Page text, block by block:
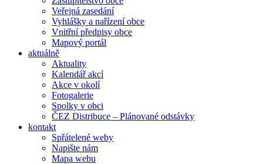
Veřejná zasedání
Vyhlášky a nařízení obce
Vnitřní předpisy obce
Mapový portál
aktuálně
Aktuality
Kalendář akcí
Akce v okolí
Fotogalerie
Spolky v obci
ČEZ Distribuce – Plánované odstávky
kontakt
Spřátelené weby
Napište nám
Mapa webu